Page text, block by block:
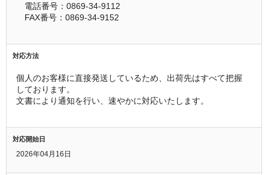
電話番号：0869-34-9112
FAX番号：0869-34-9152
対応方法
個人のお客様に直接発送しているため、出荷先はすべて把握
しております。
文書により通知を行い、速やかに対応いたします。
対応開始日
2026年04月16日